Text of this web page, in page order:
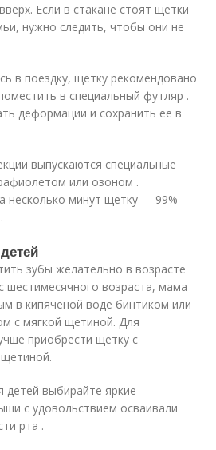
Если в стакане стоят щетки
нужно следить, чтобы они не
в поездку, щетку рекомендовано
в специальный футляр .
деформации и сохранить ее в
выпускаются специальные
или озоном .
несколько минут щетку ― 99%
зубы желательно в возрасте
шестимесячного возраста, мама
в кипяченой воде бинтиком или
с мягкой щетиной. Для
приобрести щетку с
щетиной.
детей выбирайте яркие
с удовольствием осваивали
рта .